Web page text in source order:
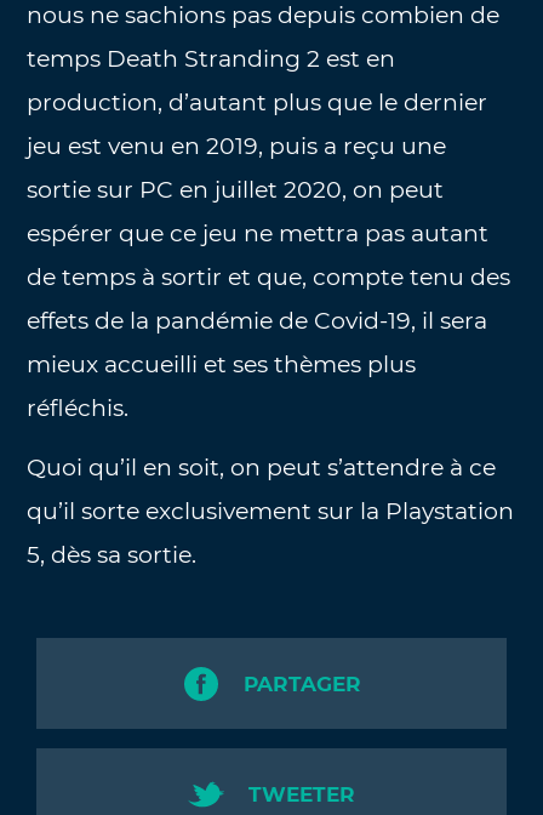
nous ne sachions pas depuis combien de
temps Death Stranding 2 est en
production, d’autant plus que le dernier
jeu est venu en 2019, puis a reçu une
sortie sur PC en juillet 2020, on peut
espérer que ce jeu ne mettra pas autant
de temps à sortir et que, compte tenu des
effets de la pandémie de Covid-19, il sera
mieux accueilli et ses thèmes plus
réfléchis.
Quoi qu’il en soit, on peut s’attendre à ce
qu’il sorte exclusivement sur la Playstation
5, dès sa sortie.
PARTAGER
TWEETER